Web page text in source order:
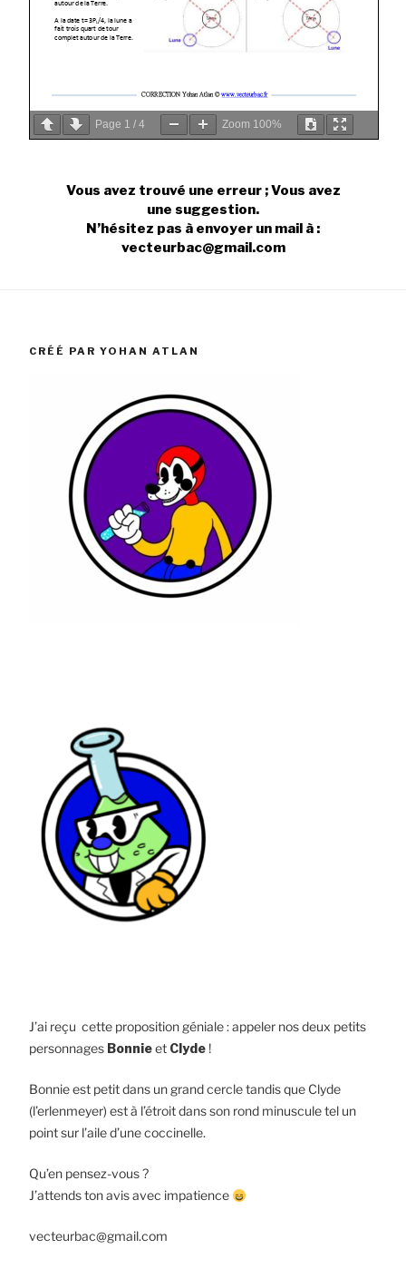
Page 1 / 4 Zoom 100%
Vous avez trouvé une erreur ; Vous avez
une suggestion.
N’hésitez pas à envoyer un mail à :
vecteurbac@gmail.com
CRÉÉ PAR YOHAN ATLAN
J’ai reçu cette proposition géniale : appeler nos deux petits
personnages Bonnieet Clyde !
Bonnie est petit dans un grand cercle tandis que Clyde
(l’erlenmeyer) est à l’étroit dans son rond minuscule tel un
point sur l’aile d’une coccinelle.
Qu’en pensez-vous ?
J’attends ton avis avec impatience
vecteurbac@gmail.com